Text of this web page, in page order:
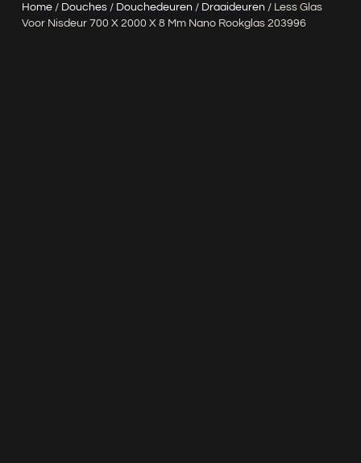
Home/ Douches/ Douchedeuren / Draaideuren / Less Glas
Voor Nisdeur 700 X 2000 X 8 Mm Nano Rookglas 203996